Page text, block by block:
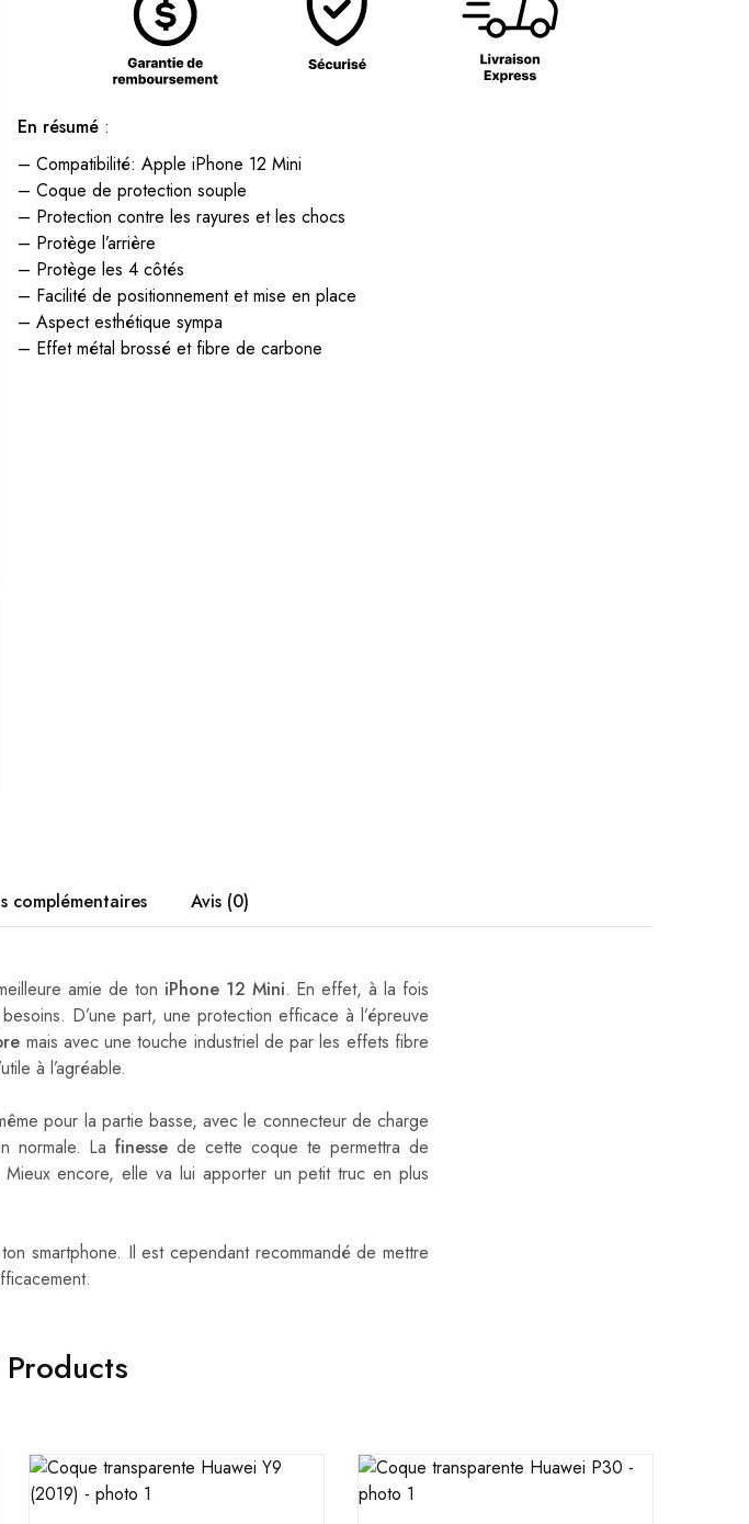
En résumé:
– Compatibilité: Apple iPhone 12 Mini
– Coque de protection souple
– Protection contre les rayures et les chocs
– Protège l’arrière
– Protège les 4 côtés
– Facilité de positionnement et mise en place
– Aspect esthétique sympa
– Effet métal brossé et fibre de carbone
complémentaires Avis (0)
amie de ton iPhone 12 Mini. En effet, à la fois
D’une part, une protection efficace à l’épreuve
mais avec une touche industriel de par les effets fibre
à l’agréable.
pour la partie basse, avec le connecteur de charge
normale. Lafinesse de cette coque te permettra de
encore, elle va lui apporter un petit truc en plus
smartphone. Il est cependant recommandé de mettre